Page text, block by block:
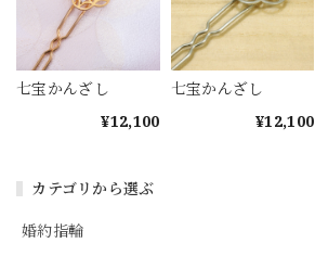
カテゴリから選ぶ
婚約指輪
七宝かんざし
¥12,100
七宝かんざし
¥12,100